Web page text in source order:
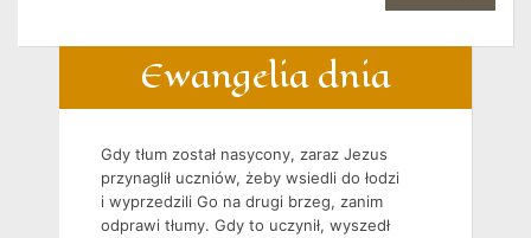
Ewangelia dnia
Gdy tłum został nasycony, zaraz Jezus
przynaglił uczniów, żeby wsiedli do łodzi
i wyprzedzili Go na drugi brzeg, zanim
odprawi tłumy. Gdy to uczynił, wyszedł